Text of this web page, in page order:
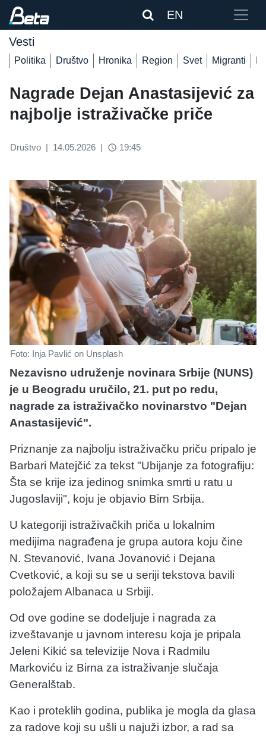
EN
Vesti
Politika Društvo Hronika Region Svet Migranti
Nagrade Dejan Anastasijević za
najbolje istraživačke priče
Društvo | 14.05.2026 | access_time 19:45
Foto: Inja Pavlić on Unsplash
Nezavisno udruženje novinara Srbije (NUNS)
je u Beogradu uručilo, 21. put po redu,
nagrade za istraživačko novinarstvo "Dejan
Anastasijević".
Priznanje za najbolju istraživačku priču pripalo je
Barbari Matejčić za tekst "Ubijanje za fotografiju:
Šta se krije iza jedinog snimka smrti u ratu u
Jugoslaviji", koju je objavio Birn Srbija.
U kategoriji istraživačkih priča u lokalnim
medijima nagrađena je grupa autora koju čine
N. Stevanović, Ivana Jovanović i Dejana
Cvetković, a koji su se u seriji tekstova bavili
položajem Albanaca u Srbiji.
Od ove godine se dodeljuje i nagrada za
izveštavanje u javnom interesu koja je pripala
Jeleni Kikić sa televizije Nova i Radmilu
Markoviću iz Birna za istraživanje slučaja
Generalštab.
Kao i proteklih godina, publika je mogla da glasa
za radove koji su ušli u najuži izbor, a rad sa